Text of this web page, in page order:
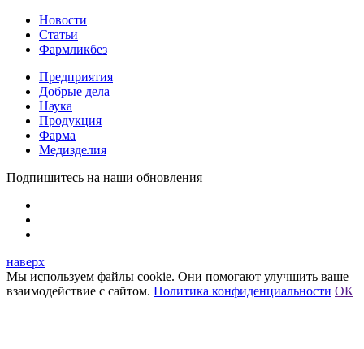
Новости
Статьи
Фармликбез
Предприятия
Добрые дела
Наука
Продукция
Фарма
Медизделия
Подпишитесь на наши обновления
наверх
Мы используем файлы cookie. Они помогают улучшить ваше
взаимодействие с сайтом. Политика конфиденциальности ОК